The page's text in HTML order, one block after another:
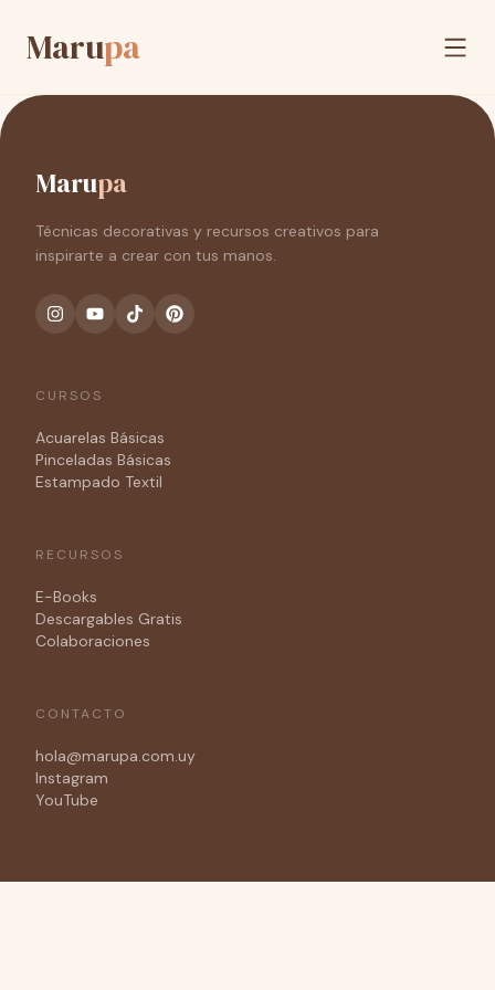
Marupa
Marupa
Técnicas decorativas y recursos creativos para
inspirarte a crear con tus manos.
CURSOS
Acuarelas Básicas
Pinceladas Básicas
Estampado Textil
RECURSOS
E-Books
Descargables Gratis
Colaboraciones
CONTACTO
hola@marupa.com.uy
Instagram
YouTube